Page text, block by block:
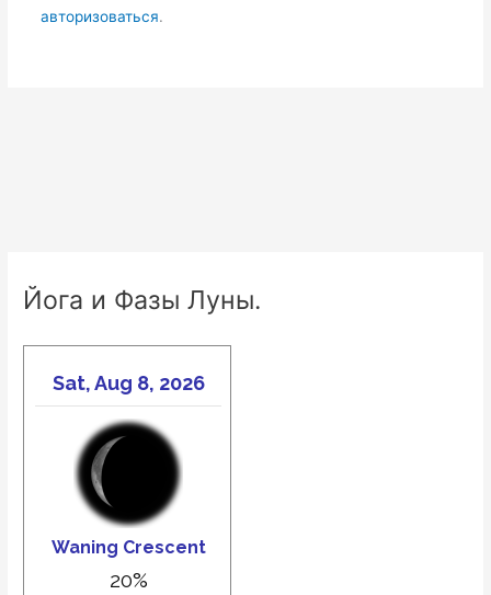
авторизоваться.
Йога и Фазы Луны.